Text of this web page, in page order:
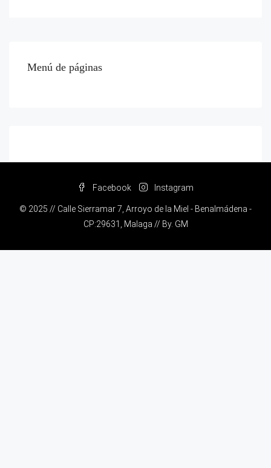
Menú de páginas
Facebook Instagram
© 2025 // Calle Sierramar 7, Arroyo de la Miel - Benalmádena -
CP:29631, Malaga // By. GM